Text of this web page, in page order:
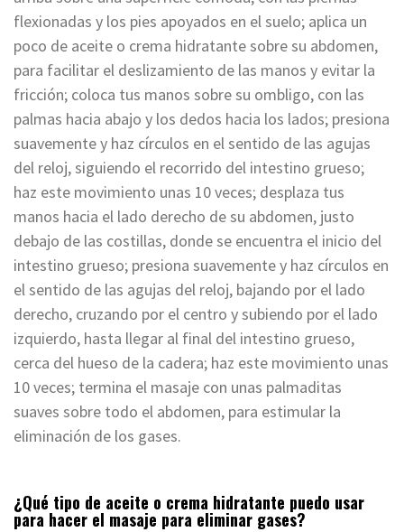
flexionadas y los pies apoyados en el suelo; aplica un
poco de aceite o crema hidratante sobre su abdomen,
para facilitar el deslizamiento de las manos y evitar la
fricción; coloca tus manos sobre su ombligo, con las
palmas hacia abajo y los dedos hacia los lados; presiona
suavemente y haz círculos en el sentido de las agujas
del reloj, siguiendo el recorrido del intestino grueso;
haz este movimiento unas 10 veces; desplaza tus
manos hacia el lado derecho de su abdomen, justo
debajo de las costillas, donde se encuentra el inicio del
intestino grueso; presiona suavemente y haz círculos en
el sentido de las agujas del reloj, bajando por el lado
derecho, cruzando por el centro y subiendo por el lado
izquierdo, hasta llegar al final del intestino grueso,
cerca del hueso de la cadera; haz este movimiento unas
10 veces; termina el masaje con unas palmaditas
suaves sobre todo el abdomen, para estimular la
eliminación de los gases.
¿Qué tipo de aceite o crema hidratante puedo usar
para hacer el masaje para eliminar gases?